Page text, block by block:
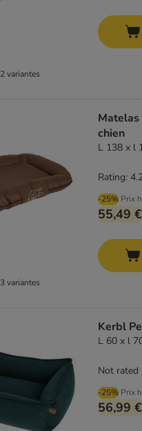
2 variantes
3 variantes
Matelas
chien
L 138 x l
-25% Prix
55,49 €
Rating:
Kerbl
L 60 x l
-25% Prix
56,99 €
Not rated